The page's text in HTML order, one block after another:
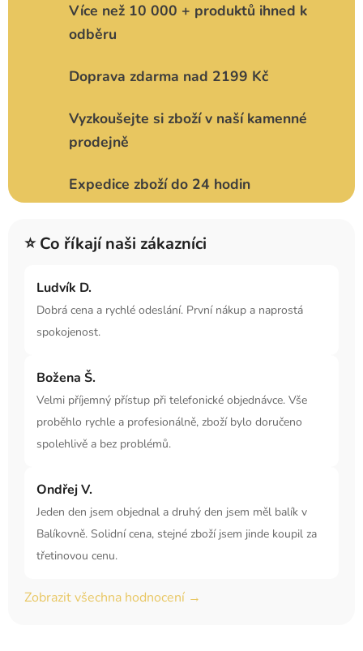
Více než 10 000 + produktů ihned k
odběru
Doprava zdarma nad 2199 Kč
Vyzkoušejte si zboží v naší kamenné
prodejně
Expedice zboží do 24 hodin
⭐ Co říkají naši zákazníci
Ludvík D.
Dobrá cena a rychlé odeslání. První nákup a naprostá
spokojenost.
Božena Š.
Velmi příjemný přístup při telefonické objednávce. Vše
proběhlo rychle a profesionálně, zboží bylo doručeno
spolehlivě a bez problémů.
Ondřej V.
Jeden den jsem objednal a druhý den jsem měl balík v
Balíkovně. Solidní cena, stejné zboží jsem jinde koupil za
třetinovou cenu.
Zobrazit všechna hodnocení →